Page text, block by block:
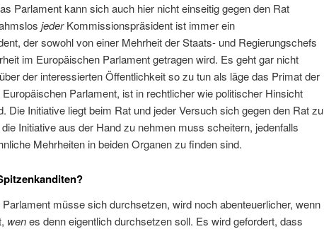
Parlament kann sich auch hier nicht einseitig gegen den Rat
jederKommissionspräsident ist immer ein
der sowohl von einer Mehrheit der Staats- und Regierungschefs
im Europäischen Parlament getragen wird. Es geht gar nicht
der interessierten Öffentlichkeit so zu tun als läge das Primat der
Parlament, ist in rechtlicher wie politischer Hinsicht
Die Initiative liegt beim Rat und jeder Versuch sich gegen den Rat zu
Initiative aus der Hand zu nehmen muss scheitern, jedenfalls
Mehrheiten in beiden Organen zu finden sind.
müsse sich durchsetzen, wird noch abenteuerlicher, wenn
wenes denn eigentlich durchsetzen soll. Es wird gefordert, dass